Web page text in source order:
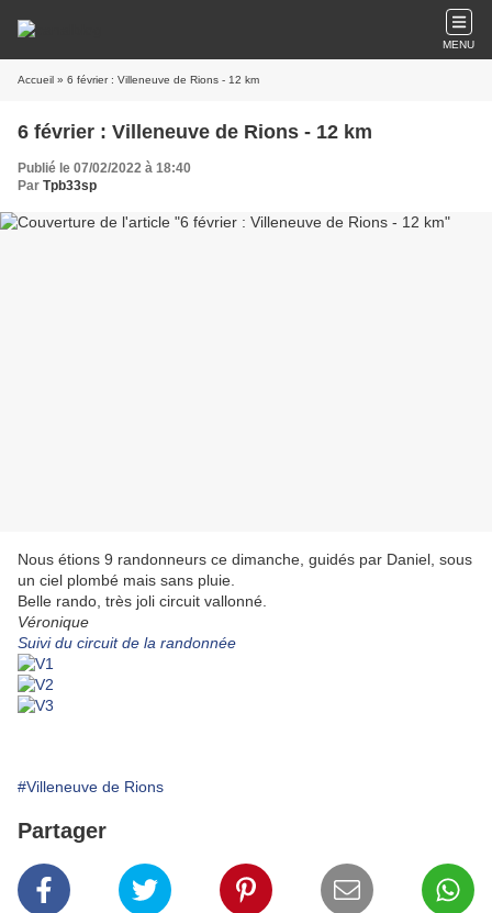
MENU
Accueil » 6 février : Villeneuve de Rions - 12 km
6 février : Villeneuve de Rions - 12 km
Publié le 07/02/2022 à 18:40
Par Tpb33sp
Nous étions 9 randonneurs ce dimanche, guidés par Daniel, sous
un ciel plombé mais sans pluie.
Belle rando, très joli circuit vallonné.
Véronique
Suivi du circuit de la randonnée
#Villeneuve de Rions
Partager